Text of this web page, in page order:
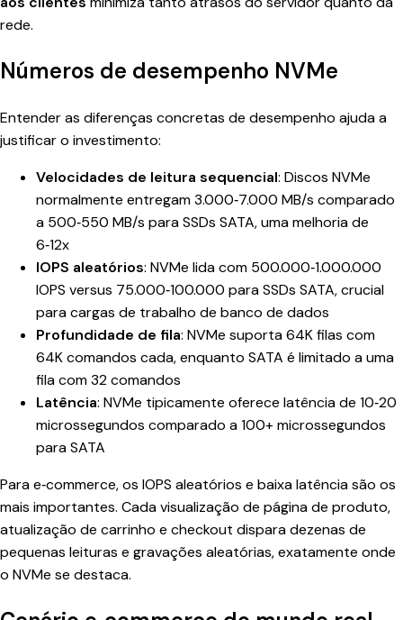
rede.
Números de desempenho NVMe
Entender as diferenças concretas de desempenho ajuda a
justificar o investimento:
Velocidades de leitura sequencial: Discos NVMe
normalmente entregam 3.000‑7.000 MB/s comparado
a 500‑550 MB/s para SSDs SATA, uma melhoria de
6‑12x
IOPS aleatórios: NVMe lida com 500.000‑1.000.000
IOPS versus 75.000‑100.000 para SSDs SATA, crucial
para cargas de trabalho de banco de dados
Profundidade de fila: NVMe suporta 64K filas com
64K comandos cada, enquanto SATA é limitado a uma
fila com 32 comandos
Latência: NVMe tipicamente oferece latência de 10‑20
microssegundos comparado a 100+ microssegundos
para SATA
Para e‑commerce, os IOPS aleatórios e baixa latência são os
mais importantes. Cada visualização de página de produto,
atualização de carrinho e checkout dispara dezenas de
pequenas leituras e gravações aleatórias, exatamente onde
o NVMe se destaca.